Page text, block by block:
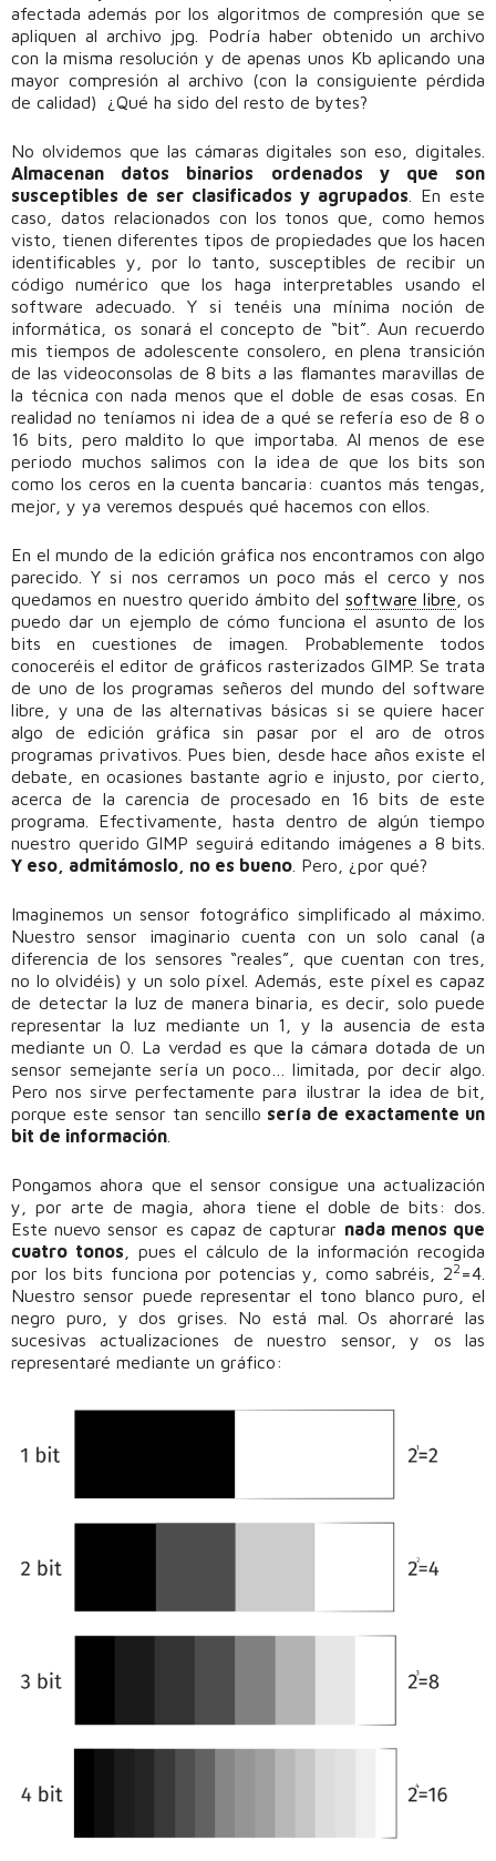
afectada además por los algoritmos de compresión que se
apliquen al archivo jpg. Podría haber obtenido un archivo
con la misma resolución y de apenas unos Kb aplicando una
mayor compresión al archivo (con la consiguiente pérdida
de calidad) ¿Qué ha sido del resto de bytes?
No olvidemos que las cámaras digitales son eso, digitales.
Almacenan datos binarios ordenados y que son
susceptibles de ser clasificados y agrupados . En este
caso, datos relacionados con los tonos que, como hemos
visto, tienen diferentes tipos de propiedades que los hacen
identificables y, por lo tanto, susceptibles de recibir un
código numérico que los haga interpretables usando el
software adecuado. Y si tenéis una mínima noción de
informática, os sonará el concepto de “bit”. Aun recuerdo
mis tiempos de adolescente consolero, en plena transición
de las videoconsolas de 8 bits a las flamantes maravillas de
la técnica con nada menos que el doble de esas cosas. En
realidad no teníamos ni idea de a qué se refería eso de 8 o
16 bits, pero maldito lo que importaba. Al menos de ese
periodo muchos salimos con la idea de que los bits son
como los ceros en la cuenta bancaria: cuantos más tengas,
mejor, y ya veremos después qué hacemos con ellos.
En el mundo de la edición gráfica nos encontramos con algo
parecido. Y si nos cerramos un poco más el cerco y nos
quedamos en nuestro querido ámbito del software libre , os
puedo dar un ejemplo de cómo funciona el asunto de los
bits en cuestiones de imagen. Probablemente todos
conoceréis el editor de gráficos rasterizados GIMP. Se trata
de uno de los programas señeros del mundo del software
libre, y una de las alternativas básicas si se quiere hacer
algo de edición gráfica sin pasar por el aro de otros
programas privativos. Pues bien, desde hace años existe el
debate, en ocasiones bastante agrio e injusto, por cierto,
acerca de la carencia de procesado en 16 bits de este
programa. Efectivamente, hasta dentro de algún tiempo
nuestro querido GIMP seguirá editando imágenes a 8 bits.
Y eso, admitámoslo, no es bueno . Pero, ¿por qué?
Imaginemos un sensor fotográfico simplificado al máximo.
Nuestro sensor imaginario cuenta con un solo canal (a
diferencia de los sensores “reales”, que cuentan con tres,
no lo olvidéis) y un solo píxel. Además, este píxel es capaz
de detectar la luz de manera binaria, es decir, solo puede
representar la luz mediante un 1, y la ausencia de esta
mediante un 0. La verdad es que la cámara dotada de un
sensor semejante sería un poco… limitada, por decir algo.
Pero nos sirve perfectamente para ilustrar la idea de bit,
porque este sensor tan sencillo sería de exactamente un
bit de información
Pongamos ahora que el sensor consigue una actualización
y, por arte de magia, ahora tiene el doble de bits: dos.
Este nuevo sensor es capaz de capturar nada menos que
cuatro tonos , pues el cálculo de la información recogida
por los bits funciona por potencias y, como sabréis, 22 =4.
Nuestro sensor puede representar el tono blanco puro, el
negro puro, y dos grises. No está mal. Os ahorraré las
sucesivas actualizaciones de nuestro sensor, y os las
representaré mediante un gráfico: